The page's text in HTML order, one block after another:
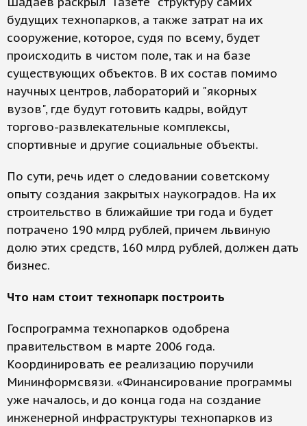
будущих технопарков, а также затрат на их
сооружение, которое, судя по всему, будет
происходить в чистом поле, так и на базе
существующих объектов. В их состав помимо
научных центров, лабораторий и "якорных
вузов", где будут готовить кадры, войдут
торгово-развлекательные комплексы,
спортивные и другие социальные объекты.
По сути, речь идет о следовании советскому
опыту создания закрытых наукоградов. На их
строительство в ближайшие три года и будет
потрачено 190 млрд рублей, причем львиную
долю этих средств, 160 млрд рублей, должен дать
бизнес.
Что нам стоит технопарк построить
Госпрограмма технопарков одобрена
правительством в марте 2006 года.
Координировать ее реализацию поручили
Мининформсвязи. «Финансирование программы
уже началось, и до конца года на создание
инженерной инфраструктуры технопарков из